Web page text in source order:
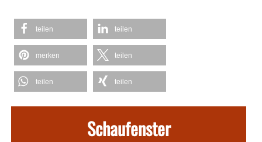
teilen teilen
merken teilen
teilen teilen
Schaufenster